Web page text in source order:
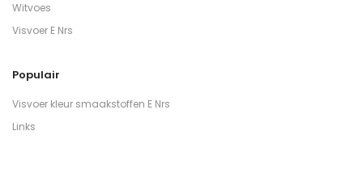
Witvoes
Visvoer E Nrs
Populair
Visvoer kleur smaakstoffen E Nrs
Links